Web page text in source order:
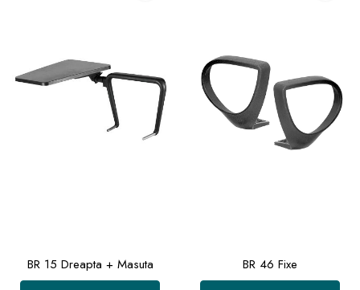
BR 15 Dreapta + Masuta BR 46 Fixe